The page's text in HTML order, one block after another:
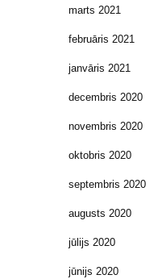
marts 2021
februāris 2021
janvāris 2021
decembris 2020
novembris 2020
oktobris 2020
septembris 2020
augusts 2020
jūlijs 2020
jūnijs 2020